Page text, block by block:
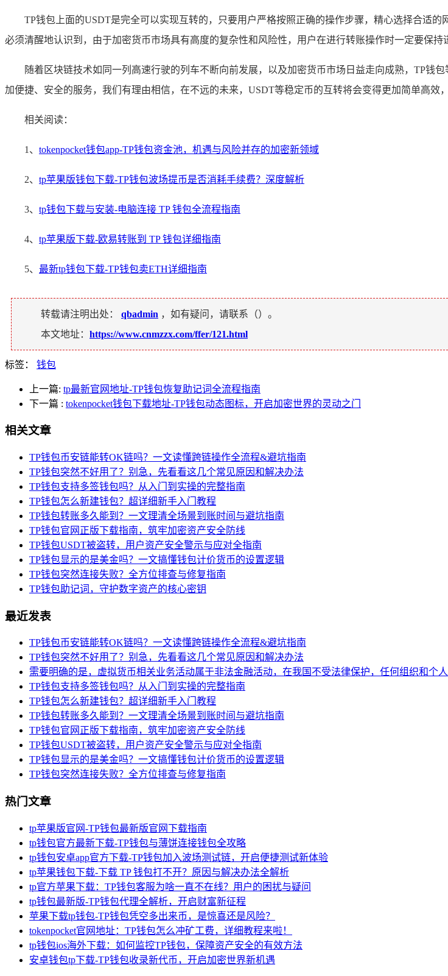
TP钱包上面的USDT是完全可以实现互转的，只要用户严格按照正确的操作步骤，精心选择合适
必须清醒地认识到，由于加密货币市场具有高度的复杂性和风险性，用户在进行转账操作时一定要保持
随着区块链技术如同一列高速行驶的列车不断向前发展，以及加密货币市场日益走向成熟，TP钱
加便捷、安全的服务，我们有理由相信，在不远的未来，USDT等稳定币的互转将会变得更加简单高效
相关阅读：
1、 tokenpocket钱包app-TP钱包资金池，机遇与风险并存的加密新领域
2、 tp苹果版钱包下载-TP钱包波场提币是否消耗手续费？深度解析
3、 tp钱包下载与安装-电脑连接 TP 钱包全流程指南
4、 tp苹果版下载-欧易转账到 TP 钱包详细指南
5、 最新tp钱包下载-TP钱包卖ETH详细指南
转载请注明出处： qbadmin ，如有疑问，请联系（）。
本文地址： https://www.cnmzzx.com/ffer/121.html
标签： 钱包
上一篇: tp最新官网地址-TP钱包恢复助记词全流程指南
下一篇 : tokenpocket钱包下载地址-TP钱包动态图标，开启加密世界的灵动之门
相关文章
TP钱包币安链能转OK链吗？一文读懂跨链操作全流程&避坑指南
TP钱包突然不好用了？别急，先看看这几个常见原因和解决办法
TP钱包支持多签钱包吗？从入门到实操的完整指南
TP钱包怎么新建钱包？超详细新手入门教程
TP钱包转账多久能到？一文理清全场景到账时间与避坑指南
TP钱包官网正版下载指南，筑牢加密资产安全防线
TP钱包USDT被盗转，用户资产安全警示与应对全指南
TP钱包显示的是美金吗？一文搞懂钱包计价货币的设置逻辑
TP钱包突然连接失败？全方位排查与修复指南
TP钱包助记词，守护数字资产的核心密钥
最近发表
TP钱包币安链能转OK链吗？一文读懂跨链操作全流程&避坑指南
TP钱包突然不好用了？别急，先看看这几个常见原因和解决办法
需要明确的是，虚拟货币相关业务活动属于非法金融活动，在我国不受法律保护，任何组织和个
TP钱包支持多签钱包吗？从入门到实操的完整指南
TP钱包怎么新建钱包？超详细新手入门教程
TP钱包转账多久能到？一文理清全场景到账时间与避坑指南
TP钱包官网正版下载指南，筑牢加密资产安全防线
TP钱包USDT被盗转，用户资产安全警示与应对全指南
TP钱包显示的是美金吗？一文搞懂钱包计价货币的设置逻辑
TP钱包突然连接失败？全方位排查与修复指南
热门文章
tp苹果版官网-TP钱包最新版官网下载指南
tp钱包官方最新下载-TP钱包与薄饼连接钱包全攻略
tp钱包安卓app官方下载-TP钱包加入波场测试链，开启便捷测试新体验
tp苹果钱包下载-下载 TP 钱包打不开？原因与解决办法全解析
tp官方苹果下载：TP钱包客服为啥一直不在线？用户的困扰与疑问
tp钱包最新版-TP钱包代理全解析，开启财富新征程
苹果下载tp钱包-TP钱包凭空多出来币，是惊喜还是风险？
tokenpocket官网地址：TP钱包怎么冲矿工费，详细教程来啦！
tp钱包ios海外下载：如何监控TP钱包，保障资产安全的有效方法
安卓钱包tp下载-TP钱包收录新代币，开启加密世界新机遇